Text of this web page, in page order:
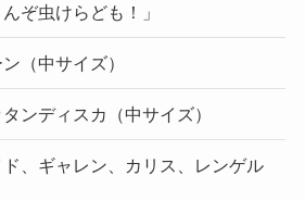
ぞ虫けらども！」
（中サイズ）
ンディスカ（中サイズ）
、ギャレン、カリス、レンゲル